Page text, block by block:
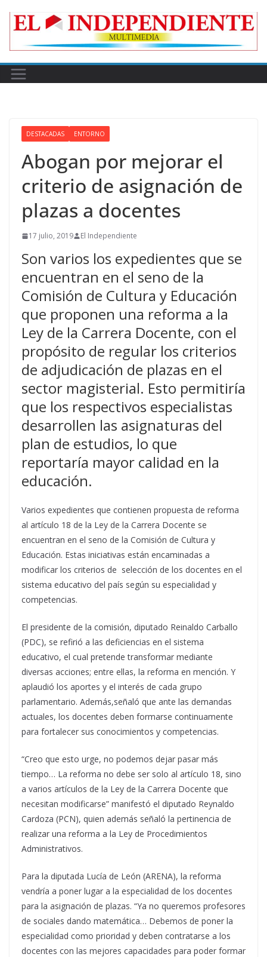
DESTACADAS ENTORNO
Abogan por mejorar el
criterio de asignación de
plazas a docentes
17 julio, 2019 El Independiente
Son varios los expedientes que se
encuentran en el seno de la
Comisión de Cultura y Educación
que proponen una reforma a la
Ley de la Carrera Docente, con el
propósito de regular los criterios
de adjudicación de plazas en el
sector magisterial. Esto permitiría
que los respectivos especialistas
desarrollen las asignaturas del
plan de estudios, lo que
reportaría mayor calidad en la
educación.
Varios expedientes que contienen propuesta de reforma
al artículo 18 de la Ley de la Carrera Docente se
encuentran en el seno de la Comisión de Cultura y
Educación. Estas iniciativas están encaminadas a
modificar los criterios de selección de los docentes en el
sistema educativo del país según su especialidad y
competencias.
El presidente de la comisión, diputado Reinaldo Carballo
(PDC), se refirió a las deficiencias en el sistema
educativo, el cual pretende transformar mediante
diversas acciones; entre ellas, la reforma en mención. Y
aplaudió los aportes y el interés de cada grupo
parlamentario. Además,señaló que ante las demandas
actuales, los docentes deben formarse continuamente
para fortalecer sus conocimientos y competencias.
“Creo que esto urge, no podemos dejar pasar más
tiempo… La reforma no debe ser solo al artículo 18, sino
a varios artículos de la Ley de la Carrera Docente que
necesitan modificarse” manifestó el diputado Reynaldo
Cardoza (PCN), quien además señaló la pertinencia de
realizar una reforma a la Ley de Procedimientos
Administrativos.
Para la diputada Lucía de León (ARENA), la reforma
vendría a poner lugar a la especialidad de los docentes
para la asignación de plazas. “Ya no queremos profesores
de sociales dando matemática… Debemos de poner la
especialidad como prioridad y deben contratarse a los
docentes con las mejores capacidades para poder formar